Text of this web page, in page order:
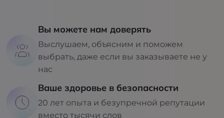
Вы можете нам доверять
Выслушаем, объясним и поможем
выбрать, даже если вы заказываете не у
нас
Ваше здоровье в безопасности
20 лет опыта и безупречной репутации
вместо тысячи слов